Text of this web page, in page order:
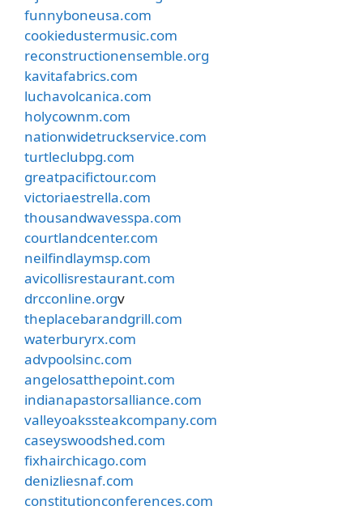
funnyboneusa.com
cookiedustermusic.com
reconstructionensemble.org
kavitafabrics.com
luchavolcanica.com
holycownm.com
nationwidetruckservice.com
turtleclubpg.com
greatpacifictour.com
victoriaestrella.com
thousandwavesspa.com
courtlandcenter.com
neilfindlaymsp.com
avicollisrestaurant.com
drcconline.orgv
theplacebarandgrill.com
waterburyrx.com
advpoolsinc.com
angelosatthepoint.com
indianapastorsalliance.com
valleyoakssteakcompany.com
caseyswoodshed.com
fixhairchicago.com
denizliesnaf.com
constitutionconferences.com